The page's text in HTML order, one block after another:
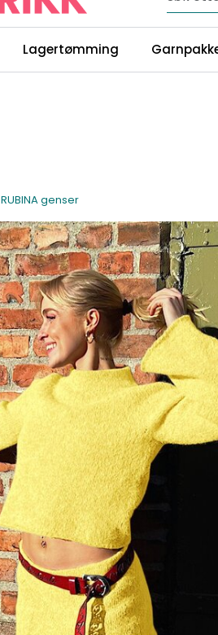
Lagertømming
RUBINA genser